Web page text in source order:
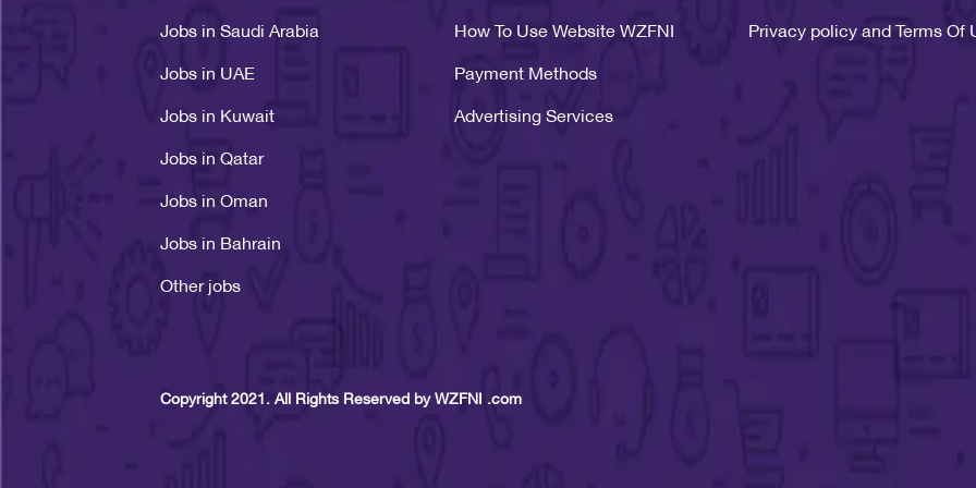
Jobs in Saudi Arabia
Jobs in UAE
Jobs in Kuwait
Jobs in Qatar
Jobs in Oman
Jobs in Bahrain
Other jobs
How To Use Website WZFNI
Payment Methods
Advertising Services
Privacy policy and Terms Of
Copyright 2021. All Rights Reserved by WZFNI .com